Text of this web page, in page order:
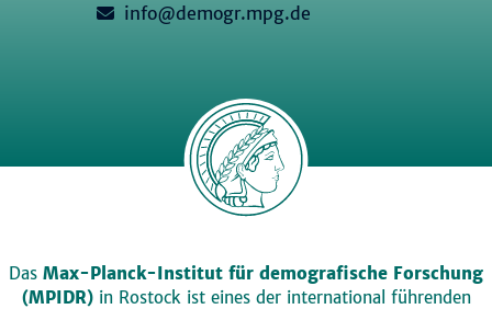
info@demogr.mpg.de
Das Max-Planck-Institut für demografische Forschung
(MPIDR)in Rostock ist eines der international führenden